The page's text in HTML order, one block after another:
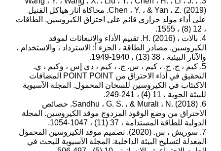
Chen ، Y. ، & Yan ، Z. (2019). محاكاة آثار هياكل الفتيل
على أداء مولد حراري قائم على احتراق الكيروسين. الطاقات
، 12 (8) ، 1555.
4. بالات ، H. (2016). تقييم الأداء والانبعاثات لموقد
الكيروسين. مصادر الطاقة ، الجزء أ: الاسترداد ، والاستخدام ،
والآثار البيئية ، 38 (13) ، 1940-1949.
5. كيم ، ج. ج. ، كيم ، س. ج. ، كيم ، دي إس ، وكيم ، ي.
التحقيق في أداء الاحتراق من POINT POINT المضافات
الاكتئاب في الكيروسين للسخان المحمول. المجلة الآسيوية
للبيئة الجوية ، 11 (4) ، 241-249.
6. Sandhu ، G. S. ، & Murali ، N. (2018). خصائص
الاحتراق من وضع الوقود المزدوج موقد الكيروسين. المجلة
الدولية للطاقة المستدامة ، 37 (11) ، 1047-1054.
7. سوريش ، س. (2020). تصميم موقد الكيروسين المحمول
المعدلة لتسليح البيئة الداخلية. المجلة الآسيوية للبحث في